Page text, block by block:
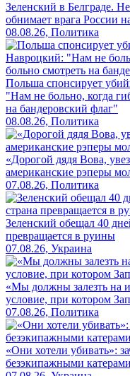
Зеленский в Белграде.
обнимает врага России
08.08.26, Политика
Польша спонсирует
"Нам не больно, когда
на бандеровский флаг"
08.08.26, Политика
«Дорогой дядя Вова,
американские рэперы
07.08.26, Политика
Зеленский обещал 40
превращается в руины
07.08.26, Украина
«Мы должны залезть на
условие, при котором
07.08.26, Политика
«Они хотели убивать»:
безэкипажными